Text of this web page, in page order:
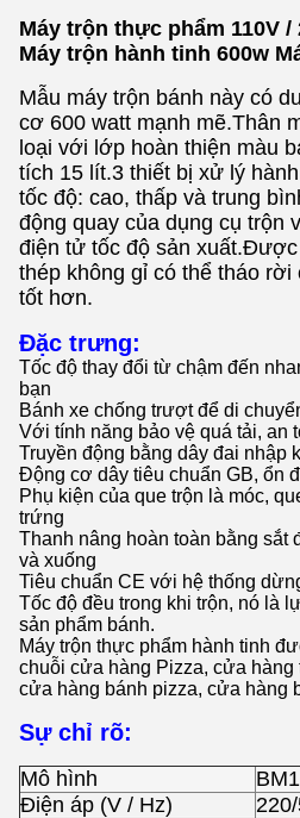
Máy trộn thực phẩm 110V
Máy trộn hành tinh 600w
Mẫu máy trộn bánh này có
cơ 600 watt mạnh mẽ.Thân
loại với lớp hoàn thiện màu
tích 15 lít.3 thiết bị xử lý
tốc độ: cao, thấp và trung
động quay của dụng cụ trộn
điện tử tốc độ sản
thép không gỉ có thể tháo rời
tốt hơn.
Đặc trưng:
Tốc độ thay đổi từ chậm đến
bạn
Bánh xe chống trượt để di
Với tính năng bảo vệ quá tải, an
Truyền động bằng dây đai nhập
Động cơ dây tiêu chuẩn GB, ổn
Phụ kiện của que trộn là móc,
trứng
Thanh nâng hoàn toàn bằng sắt
và xuống
Tiêu chuẩn CE với hệ thống
Tốc độ đều trong khi trộn, nó là
sản phẩm bánh.
Máy trộn thực phẩm hành tinh
chuỗi cửa hàng Pizza, cửa hàng
cửa hàng bánh pizza, cửa hàng
Sự chỉ rõ:
Mô hình
Điện áp (V / Hz)